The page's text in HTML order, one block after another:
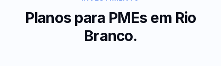
Planos para PMEs em Rio
Branco.